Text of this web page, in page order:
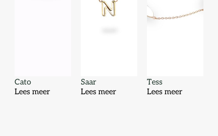
Cato
Lees meer
Saar
Lees meer
Tess
Lees meer